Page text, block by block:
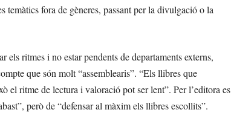
fora de gèneres, passant per la divulgació o la
ritmes i no estar pendents de departaments externs,
que són molt “assemblearis”. “Els llibres que
el ritme de lectura i valoració pot ser lent”. Per l’editora es
però de “defensar al màxim els llibres escollits”.